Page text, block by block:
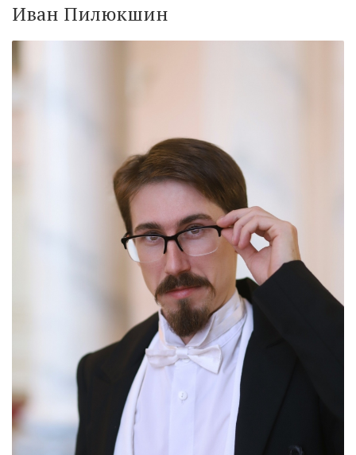
Иван Пилюкшин